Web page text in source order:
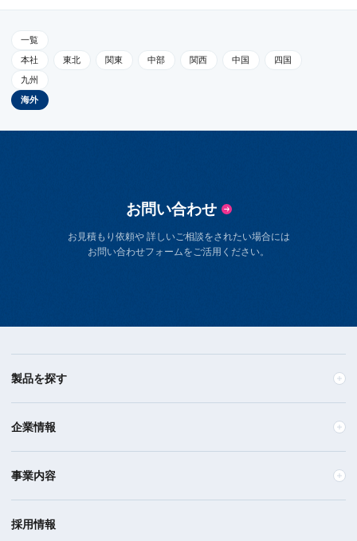
一覧
本社 東北 関東 中部 関西 中国 四国
九州
海外
お問い合わせ
お見積もり依頼や 詳しいご相談をされたい場合には
お問い合わせフォームをご活用ください。
製品を探す
企業情報
事業内容
採用情報